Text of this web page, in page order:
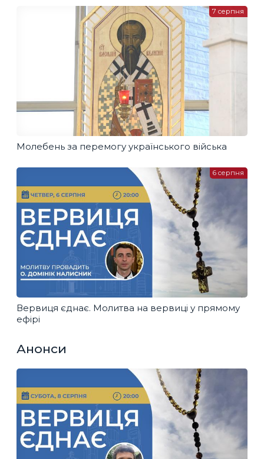
Молебень за перемогу українського війська
7 серпня
Вервиця єднає. Молитва на вервиці у прямому
ефірі
6 серпня
Анонси